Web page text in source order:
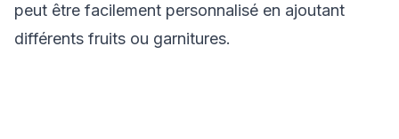
peut être facilement personnalisé en ajoutant
différents fruits ou garnitures.